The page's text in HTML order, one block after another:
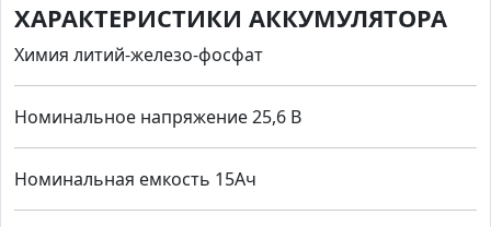
ХАРАКТЕРИСТИКИ АККУМУЛЯТОРА
Химия литий-железо-фосфат
Номинальное напряжение 25,6 В
Номинальная емкость 15Ач